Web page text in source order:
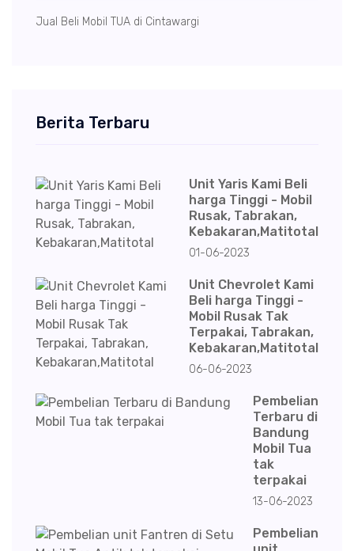
Jual Beli Mobil TUA di Cintawargi
Berita Terbaru
Unit Yaris Kami Beli
harga Tinggi - Mobil
Rusak, Tabrakan,
Kebakaran,Matitotal
01-06-2023
Unit Chevrolet Kami
Beli harga Tinggi -
Mobil Rusak Tak
Terpakai, Tabrakan,
Kebakaran,Matitotal
06-06-2023
Pembelian
Terbaru di
Bandung
Mobil Tua
tak
terpakai
13-06-2023
Pembelian